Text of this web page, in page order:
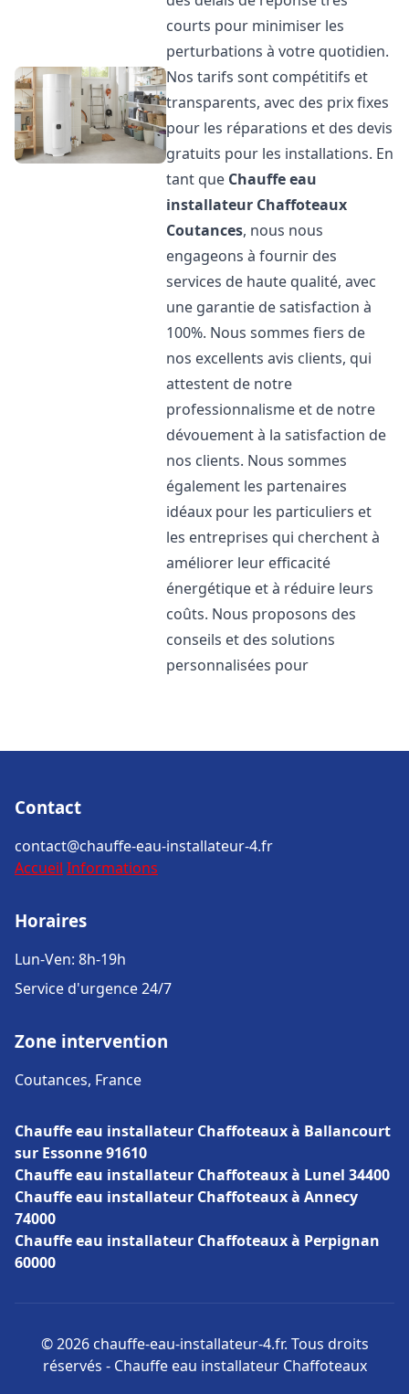
courts pour minimiser les
perturbations à votre quotidien.
Nos tarifs sont compétitifs et
transparents, avec des prix fixes
pour les réparations et des devis
gratuits pour les installations. En
tant que Chauffe eau
installateur Chaffoteaux
Coutances, nous nous
engageons à fournir des
services de haute qualité, avec
une garantie de satisfaction à
100%. Nous sommes fiers de
nos excellents avis clients, qui
attestent de notre
professionnalisme et de notre
dévouement à la satisfaction de
nos clients. Nous sommes
également les partenaires
idéaux pour les particuliers et
les entreprises qui cherchent à
améliorer leur efficacité
énergétique et à réduire leurs
coûts. Nous proposons des
conseils et des solutions
personnalisées pour
Contact
contact@chauffe-eau-installateur-4.fr
Accueil Informations
Horaires
Lun-Ven: 8h-19h
Service d'urgence 24/7
Zone intervention
Coutances, France
Chauffe eau installateur Chaffoteaux à Ballancourt
sur Essonne 91610
Chauffe eau installateur Chaffoteaux à Lunel 34400
Chauffe eau installateur Chaffoteaux à Annecy
74000
Chauffe eau installateur Chaffoteaux à Perpignan
60000
© 2026 chauffe-eau-installateur-4.fr. Tous droits
réservés - Chauffe eau installateur Chaffoteaux